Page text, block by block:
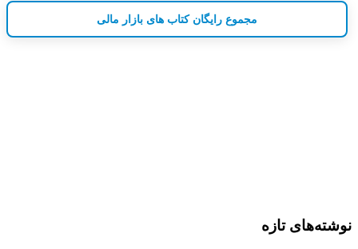
مجموع رایگان کتاب های بازار مالی
نوشته‌های تازه